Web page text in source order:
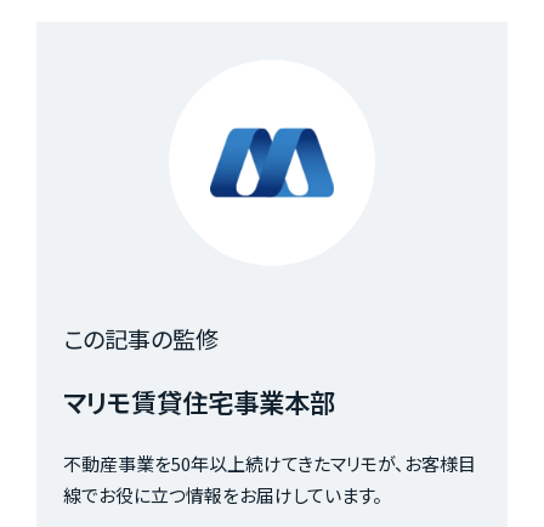
この記事の監修
マリモ賃貸住宅事業本部
不動産事業を50年以上続けてきたマリモが、お客様目
線でお役に立つ情報をお届けしています。